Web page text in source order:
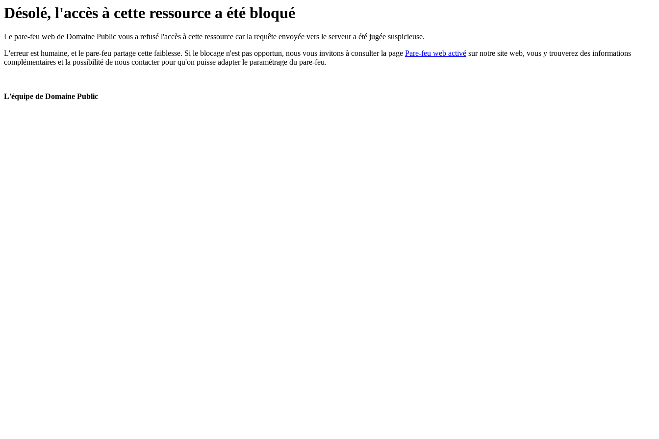
Désolé, l'accès à cette ressource a été bloqué
Le pare-feu web de Domaine Public vous a refusé l'accès à cette ressource car la requête envoyée vers le serveur a été jugée suspicieuse.
L'erreur est humaine, et le pare-feu partage cette faiblesse. Si le blocage n'est pas opportun, nous vous invitons à consulter la page Pare-feu web activé sur notre site web, vous y trouverez des informations
complémentaires et la possibilité de nous contacter pour qu'on puisse adapter le paramétrage du pare-feu.
L'équipe de Domaine Public